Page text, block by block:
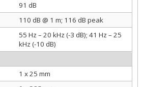
91 dB
110 dB @ 1 m; 116 dB peak
55 Hz – 20 kHz (-3 dB); 41 Hz – 25
kHz (-10 dB)
1 x 25 mm